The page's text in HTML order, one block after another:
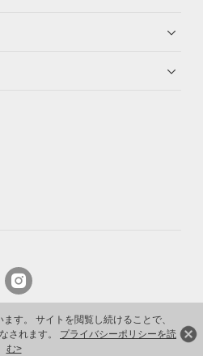
す。 サイトを閲覧し続けることで、
されます。 プライバシーポリシーを読
む>
Co., Ltd. All rights reserved.
ポリシー